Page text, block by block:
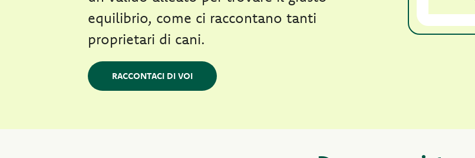
equilibrio, come ci raccontano tanti
proprietari di cani.
RACCONTACI DI VOI